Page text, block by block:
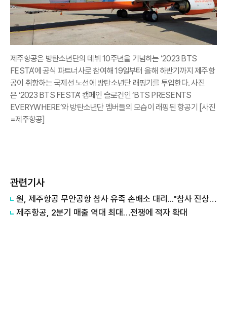
제주항공은 방탄소년단의 데뷔 10주년을 기념하는 ‘2023 BTS
FESTA’에 공식 파트너사로 참여해 19일부터 올해 하반기까지 제주항
공이 취항하는 국제선 노선에 방탄소년단 래핑기를 투입한다. 사진
은 ‘2023 BTS FESTA’ 캠페인 슬로건인 ‘BTS PRESENTS
EVERYWHERE’와 방탄소년단 멤버들의 모습이 래핑된 항공기 [사진
=제주항공]
관련기사
원, 제주항공 무안공항 참사 유족 손배소 대리..."참사 진상 명확히 규명"
제주항공, 2분기 매출 역대 최대…전쟁에 적자 확대